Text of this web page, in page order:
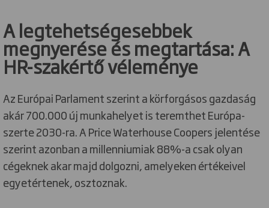
A legtehetségesebbek
megnyerése és megtartása: A
HR-szakértő véleménye
Az Európai Parlament szerint a körforgásos gazdaság
akár 700.000 új munkahelyet is teremthet Európa-
szerte 2030-ra. A Price Waterhouse Coopers jelentése
szerint azonban a millenniumiak 88%-a csak olyan
cégeknek akar majd dolgozni, amelyeken értékeivel
egyetértenek, osztoznak.